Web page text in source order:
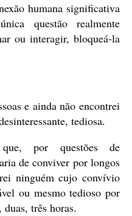
humana significativa
questão realmente
ou interagir, bloqueá-la
e ainda não encontrei
tediosa.
por questões de
de conviver por longos
ninguém cujo convívio
ou mesmo tedioso por
três horas.